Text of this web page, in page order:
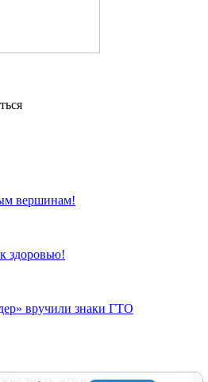
вершинам!
здоровью!
вручили знаки ГТО